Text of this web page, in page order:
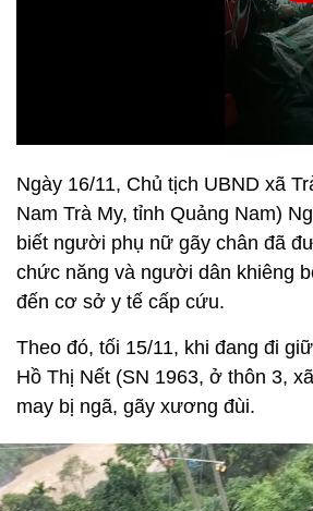
Ngày 16/11, Chủ tịch UBND xã
Nam Trà My, tỉnh Quảng Nam)
biết người phụ nữ gãy chân đã
chức năng và người dân khiêng
đến cơ sở y tế cấp cứu.
Theo đó, tối 15/11, khi đang đi
Hồ Thị Nết (SN 1963, ở thôn 3,
may bị ngã, gãy xương đùi.